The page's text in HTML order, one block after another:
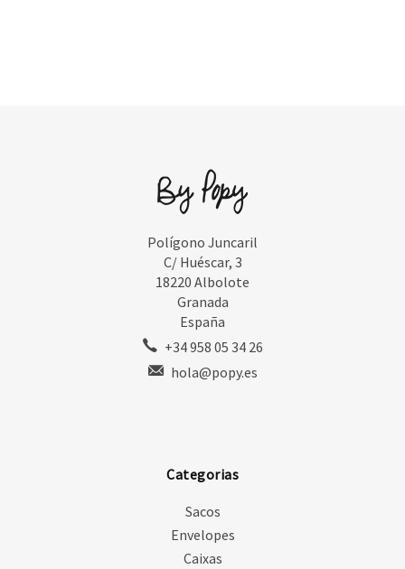
Polígono Juncaril
C/ Huéscar, 3
18220 Albolote
Granada
España
+34 958 05 34 26
hola@popy.es
Categorias
Sacos
Envelopes
Caixas